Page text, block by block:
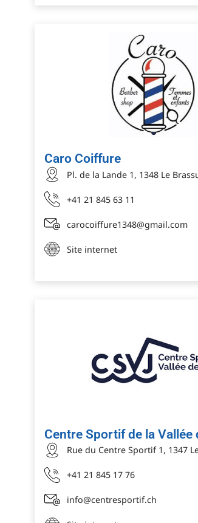
Caro Coiffure
Pl. de la Lande 1, 1348 Le
+41 21 845 63 11
carocoiffure1348@gmail.com
Site internet
Centre Sportif de la Vallée
Rue du Centre Sportif 1, 1347
+41 21 845 17 76
info@centresportif.ch